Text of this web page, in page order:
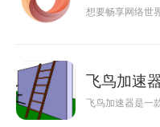
想要畅享网络世
飞鸟加速
飞鸟加速器是一